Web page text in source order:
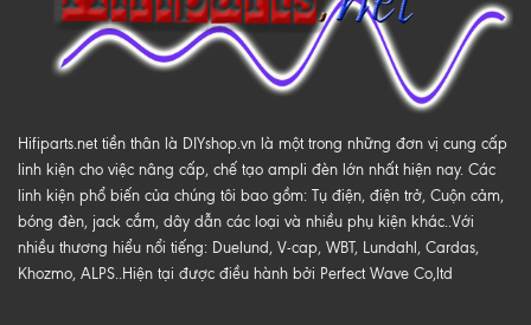
Hifiparts.net tiền thân là DIYshop.vn là một trong những đơn vị cung cấp
linh kiện cho việc nâng cấp, chế tạo ampli đèn lớn nhất hiện nay. Các
linh kiện phổ biến của chúng tôi bao gồm: Tụ điện, điện trở, Cuộn cảm,
bóng đèn, jack cắm, dây dẫn các loại và nhiều phụ kiện khác..Với
nhiều thương hiểu nổi tiếng: Duelund, V-cap, WBT, Lundahl, Cardas,
Khozmo, ALPS..Hiện tại được điều hành bởi Perfect Wave Co,ltd